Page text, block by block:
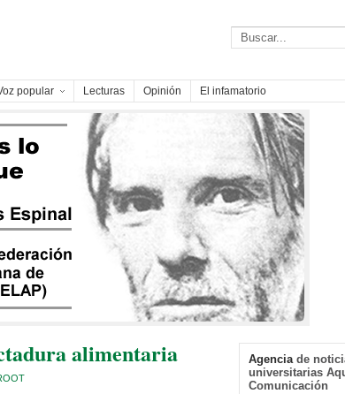
popular Lecturas Opinión El infamatorio
alimentaria Agencia de
universitarias
Comunicación